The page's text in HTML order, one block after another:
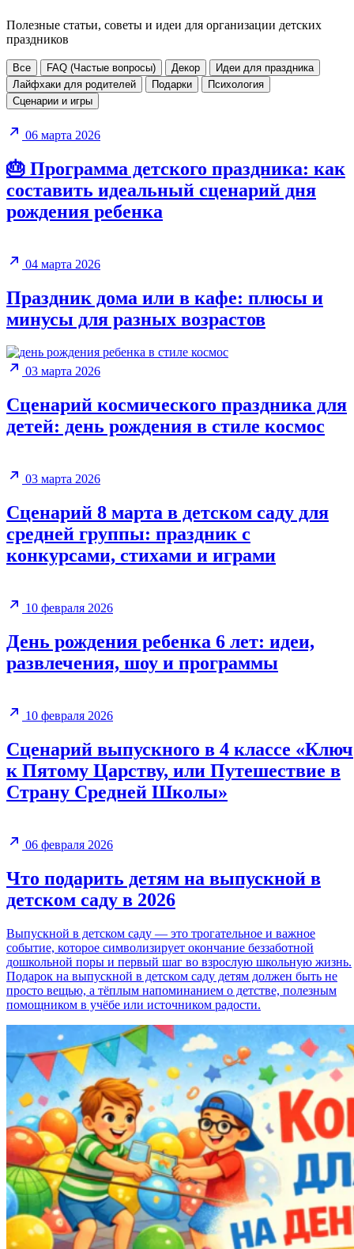
Полезные статьи, советы и идеи для организации детских
праздников
Все FAQ (Частые вопросы) Декор
Идеи для праздника
Лайфхаки для родителей
Подарки
Психология
Сценарии и игры
06 марта 2026
🎂 Программа детского праздника: как
составить идеальный сценарий дня
рождения ребенка
04 марта 2026
Праздник дома или в кафе: плюсы и
минусы для разных возрастов
03 марта 2026
Сценарий космического праздника для
детей: день рождения в стиле космос
03 марта 2026
Сценарий 8 марта в детском саду для
средней группы: праздник с
конкурсами, стихами и играми
10 февраля 2026
День рождения ребенка 6 лет: идеи,
развлечения, шоу и программы
10 февраля 2026
Сценарий выпускного в 4 классе «Ключ
к Пятому Царству, или Путешествие в
Страну Средней Школы»
06 февраля 2026
Что подарить детям на выпускной в
детском саду в 2026
Выпускной в детском саду — это трогательное и важное
событие, которое символизирует окончание беззаботной
дошкольной поры и первый шаг во взрослую школьную жизнь.
Подарок на выпускной в детском саду детям должен быть не
просто вещью, а тёплым напоминанием о детстве, полезным
помощником в учёбе или источником радости.